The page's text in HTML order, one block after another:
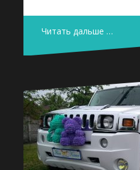
Читать дальше …